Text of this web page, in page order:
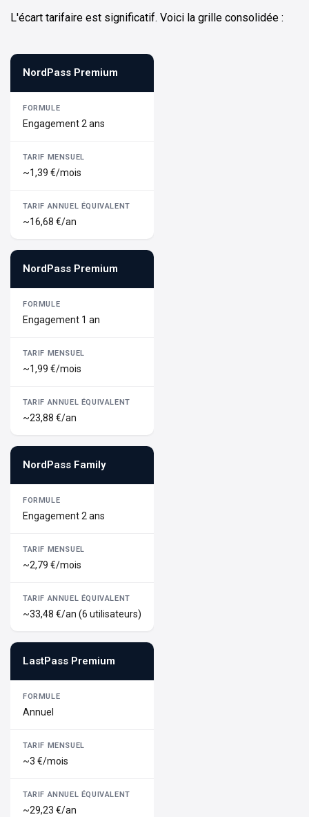
L'écart tarifaire est significatif. Voici la grille consolidée :
NordPass Premium
Engagement 2 ans
~1,39 €/mois
~16,68 €/an
NordPass Premium
Engagement 1 an
~1,99 €/mois
~23,88 €/an
NordPass Family
Engagement 2 ans
~2,79 €/mois
~33,48 €/an (6 utilisateurs)
LastPass Premium
Annuel
~3 €/mois
~29,23 €/an